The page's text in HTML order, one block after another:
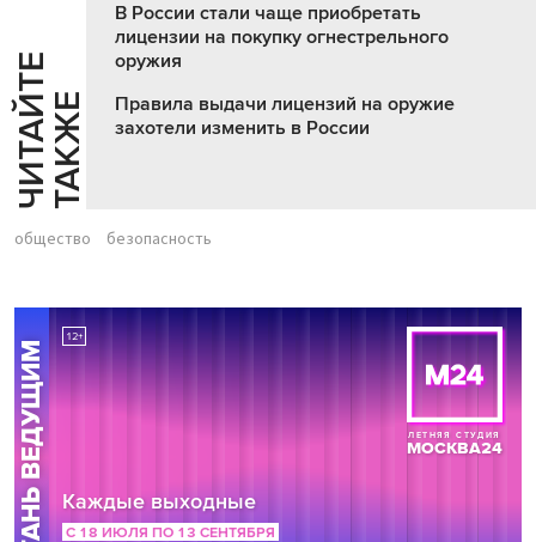
Ч
И
Т
АЙ
Т
Е
Т
А
К
ЖЕ
В России стали чаще приобретать
лицензии на покупку огнестрельного
оружия
Правила выдачи лицензий на оружие
захотели изменить в России
общество безопасность